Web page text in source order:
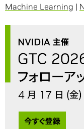
Machine Learning |